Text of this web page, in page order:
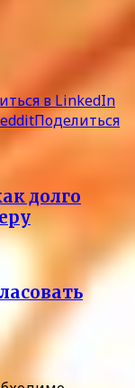
в LinkedIn
Поделиться
долго